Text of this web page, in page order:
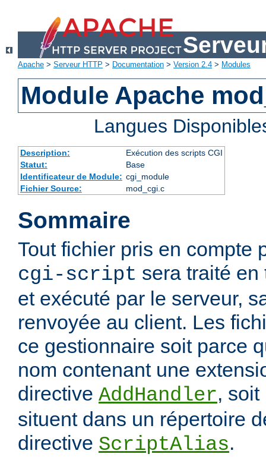
Apache > Serveur HTTP > Documentation > Version 2.4 > Modules
Module Apache
Langues
Description:
Exécution des scripts CGI
Statut:
Base
Identificateur de Module: cgi_module
Fichier Source:
mod_cgi.c
Sommaire
Tout fichier pris en compte
cgi-script sera traité en
et exécuté par le serveur,
renvoyée au client. Les
ce gestionnaire soit parce
nom contenant une
directive AddHandler,
situent dans un répertoire
directive ScriptAlias.